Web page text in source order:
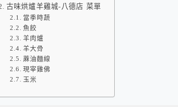
古味烘爐羊雞城-八德店 菜單
當季時蔬
魚餃
羊肉爐
羊大骨
蔴油麵線
現宰雞佛
玉米